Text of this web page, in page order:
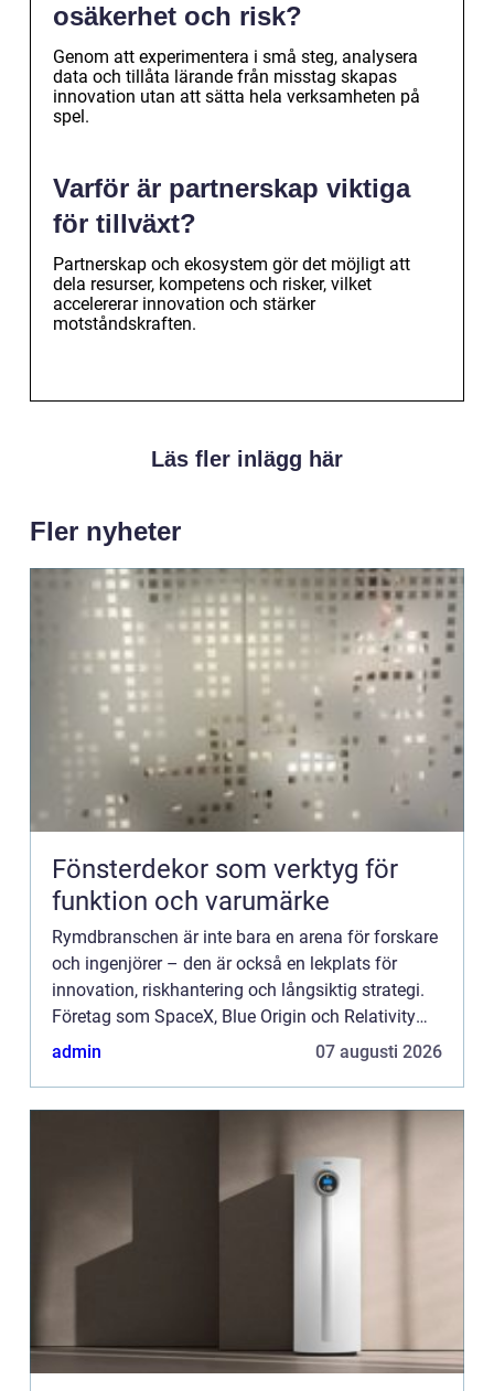
osäkerhet och risk?
Genom att experimentera i små steg, analysera
data och tillåta lärande från misstag skapas
innovation utan att sätta hela verksamheten på
spel.
Varför är partnerskap viktiga
för tillväxt?
Partnerskap och ekosystem gör det möjligt att
dela resurser, kompetens och risker, vilket
accelererar innovation och stärker
motståndskraften.
Läs fler inlägg här
Fler nyheter
Fönsterdekor som verktyg för
funktion och varumärke
Rymdbranschen är inte bara en arena för forskare
och ingenjörer – den är också en lekplats för
innovation, riskhantering och långsiktig strategi.
Företag som SpaceX, Blue Origin och Relativity
Space vis...
admin 07 augusti 2026